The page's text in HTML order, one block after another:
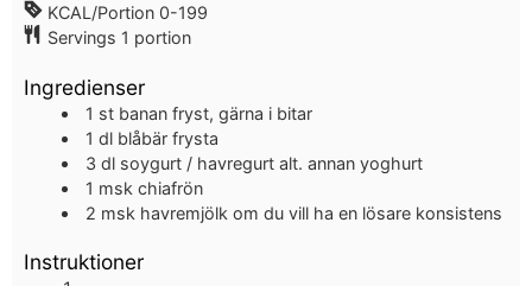
KCAL/Portion 0-199
Servings 1 portion
Ingredienser
1 st banan fryst, gärna i bitar
1 dl blåbär frysta
3 dl soygurt / havregurt alt. annan yoghurt
1 msk chiafrön
2 msk havremjölk om du vill ha en lösare konsistens
Instruktioner